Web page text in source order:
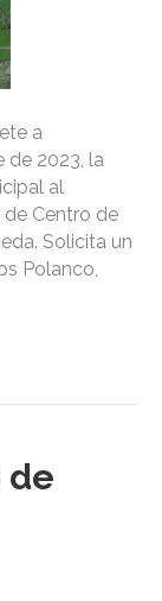
a
de 2023, la
al
de Centro de
Solicita un
Polanco,
de